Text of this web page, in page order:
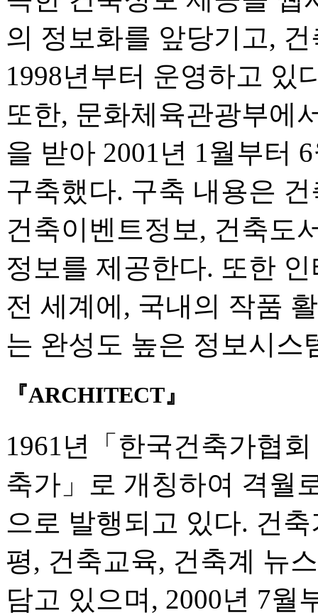
의 정보화를 앞당기고,
1998년부터 운영하고 있
또한, 문화체육관광부에
을 받아 2001년 1월부터
구축했다. 구축 내용은
건축이벤트정보, 건축도
정보를 제공한다. 또한
전 세계에, 국내의 작품
는 완성도 높은 정보시스
『ARCHITECT』
1961년「한국건축가협
축가」로 개칭하여 격월
으로 발행되고 있다. 건
평, 건축교육, 건축계 뉴
담고 있으며, 2000년 7월